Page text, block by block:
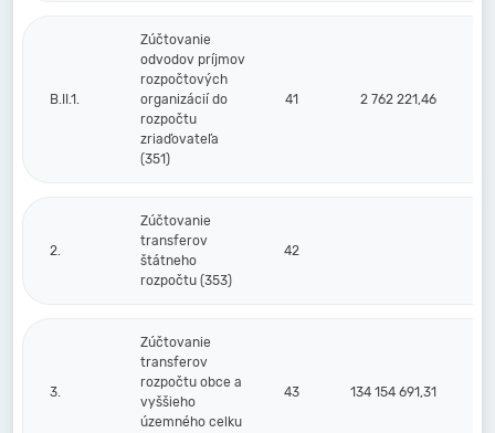
B.II.1.
Zúčtovanie
odvodov príjmov
rozpočtových
organizácií do
rozpočtu
zriaďovateľa
(351)
41 2 762 221,46
2.
Zúčtovanie
transferov
štátneho
rozpočtu (353)
42
3.
Zúčtovanie
transferov
rozpočtu obce a
vyššieho
územného celku
43 134 154 691,31